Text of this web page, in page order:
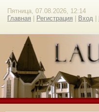
Пятница, 07.08.2026, 12:14
Главная
Регистрация Вход